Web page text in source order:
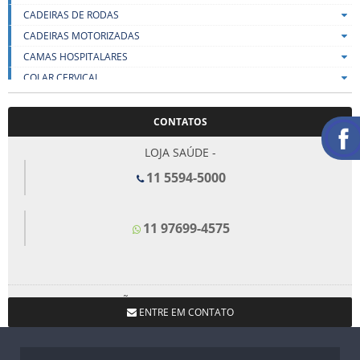
CADEIRAS DE RODAS
CADEIRAS MOTORIZADAS
CAMAS HOSPITALARES
COLAR CERVICAL
DIVÃS CLÍNICOS E MACAS
DIVERSOS
INALADORES E ASPIRADORES
LENÇOIS
MALHAS DE COMPRESSÃO
CONTATOS
LOJA SAÚDE -
11 5594-5000
11 97699-4575
LOJA SÃO BERNARDO DO CAMPO -
11 4367-1660
ENTRE EM CONTATO